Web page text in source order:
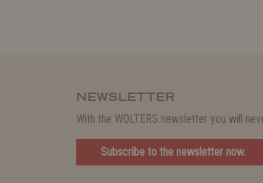
NEWSLETTER
With the WOLTERS newsletter you will
Subscribe to the newsletter now.